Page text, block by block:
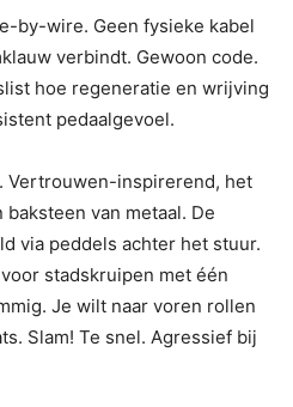
by-wire. Geen fysieke kabel
verbindt. Gewoon code.
hoe regeneratie en wrijving
pedaalgevoel.
Vertrouwen-inspirerend, het
van metaal. De
via peddels achter het stuur.
stadskruipen met één
Je wilt naar voren rollen
Slam! Te snel. Agressief bij